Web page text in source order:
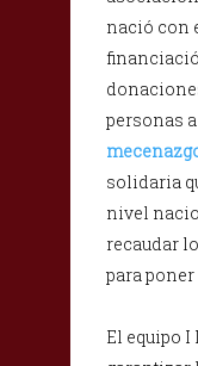
nació con
personas
solidaria
nivel
recaudar
para
El equipo I